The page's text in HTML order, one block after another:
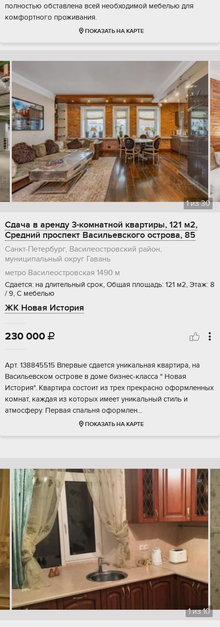
полностью обставлена всей необходимой мебелью для
комфортного проживания.
ПОКАЗАТЬ НА КАРТЕ
1из30
Сдача в аренду 3-комнатной квартиры, 121 м2,
Средний проспект Васильевского острова, 85
Санкт-Петербург, Василеостровский район,
муниципальный округ Гавань
метро Василеостровская 1490 м
Сдается: на длительный срок, Общая площадь: 121 м2, Этаж: 8
/ 9, С мебелью
ЖК Новая История
230 000 
Арт. 138845515 Впервые сдается уникальная квартира, на
Васильевском острове в доме бизнес-класса " Новая
История". Квартира состоит из трех прекрасно оформленных
комнат, каждая из которых имеет уникальный стиль и
атмосферу. Первая спальня оформлен...
ПОКАЗАТЬ НА КАРТЕ
1из10